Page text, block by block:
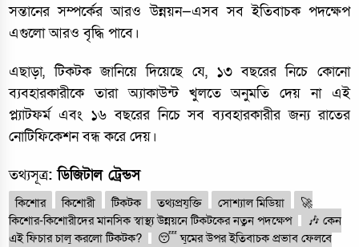
সন্তানের সম্পর্কের আরও উন্নয়ন—এসব সব ইতিবাচক পদক্ষেপ
এগুলো আরও বৃদ্ধি পাবে।
এছাড়া, টিকটক জানিয়ে দিয়েছে যে, ১৩ বছরের নিচে কোনো
ব্যবহারকারীকে তারা অ্যাকাউন্ট খুলতে অনুমতি দেয় না এই
প্ল্যাটফর্ম এবং ১৬ বছরের নিচে সব ব্যবহারকারীর জন্য রাতের
নোটিফিকেশন বন্ধ করে দেয়।
তথ্যসূত্র: ডিজিটাল ট্রেন্ডস
কিশোর কিশোরী টিকটক তথ্যপ্রযুক্তি সোশ্যাল মিডিয়া
🚀
কিশোর-কিশোরীদের মানসিক স্বাস্থ্য উন্নয়নে টিকটকের নতুন পদক্ষেপ
🎶 কেন
এই ফিচার চালু করলো টিকটক?
😴 ঘুমের উপর ইতিবাচক প্রভাব ফেলবে